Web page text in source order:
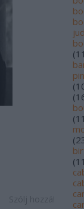
(11
(
(
(11
(
(